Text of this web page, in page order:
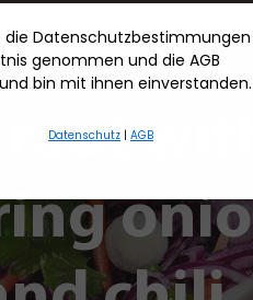
with
-
die Datenschutzbestimmungen
genommen und die AGB
bin mit ihnen einverstanden.
Datenschutz | AGB